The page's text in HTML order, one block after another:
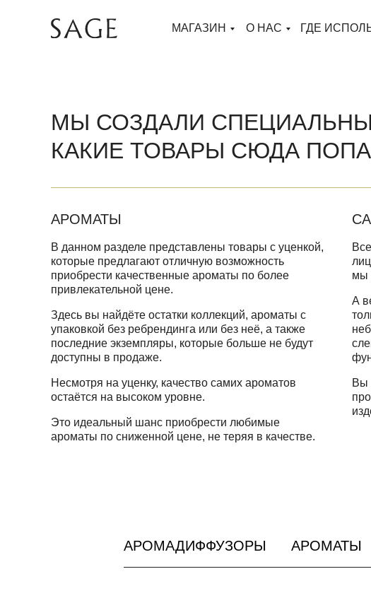
МАГАЗИН О НАС ГДЕ
МЫ СОЗДАЛИ
КАКИЕ ТОВАРЫ СЮДА
АРОМАТЫ
В данном разделе представлены товары с уценкой,
которые предлагают отличную возможность
приобрести качественные ароматы по более
привлекательной цене.
Здесь вы найдёте остатки коллекций, ароматы с
упаковкой без ребрендинга или без неё, а также
последние экземпляры, которые больше не будут
доступны в продаже.
Несмотря на уценку, качество самих ароматов
остаётся на высоком уровне.
Это идеальный шанс приобрести любимые
ароматы по сниженной цене, не теряя в качестве.
Вы
А
мы
АРОМАДИФФУЗОРЫ АРОМАТЫ